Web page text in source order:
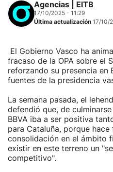
Agencias | EITB
17/10/2025 - 11:29
Última actualización 17/10/
El Gobierno Vasco ha
fracaso de la OPA sobre el
reforzando su presencia en
fuentes de la presidencia
La semana pasada, el
defendió que, de
BBVA iba a ser positiva
para Cataluña, porque
consolidación en el ámbito
existir en este terreno un
competitivo".